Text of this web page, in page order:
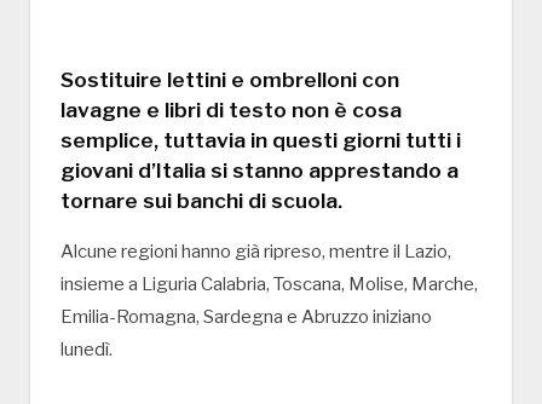
Sostituire lettini e ombrelloni con
lavagne e libri di testo non è cosa
semplice, tuttavia in questi giorni tutti i
giovani d’Italia si stanno apprestando a
tornare sui banchi di scuola.
Alcune regioni hanno già ripreso, mentre il Lazio,
insieme a Liguria Calabria, Toscana, Molise, Marche,
Emilia-Romagna, Sardegna e Abruzzo iniziano
lunedì.